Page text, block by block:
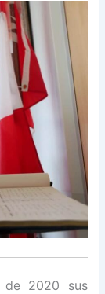
de 2020 sus